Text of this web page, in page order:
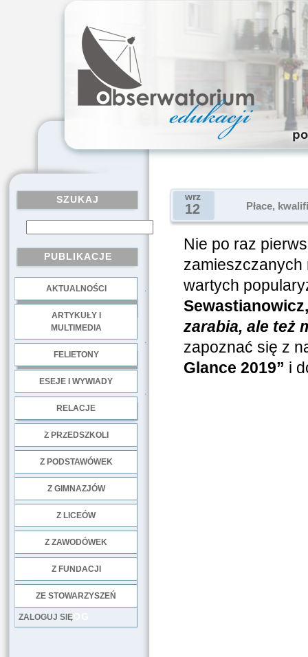
SZUKAJ
PUBLIKACJE
AKTUALNOŚCI
ARTYKUŁY I
MULTIMEDIA
FELIETONY
ESEJE I WYWIADY
RELACJE
Z PRZEDSZKOLI
Z PODSTAWÓWEK
Z GIMNAZJÓW
Z LICEÓW
Z ZAWODÓWEK
Z FUNDACJI
ZE STOWARZYSZEŃ
LOG
ZALOGUJ SIĘ
wrz
12 Płace,
Nie po raz
zamieszczanych
wartych
Sewastianowicz,
zarabia, ale też
zapoznać się z
Glance 2019” i